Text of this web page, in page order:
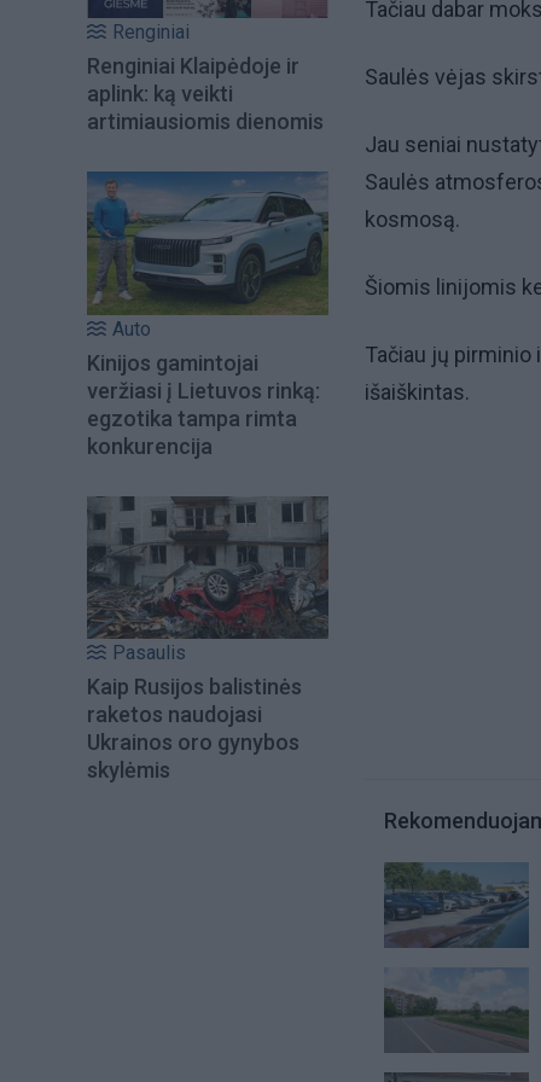
Renginiai
Renginiai Klaipėdoje ir
aplink: ką veikti
artimiausiomis dienomis
Auto
Kinijos gamintojai
veržiasi į Lietuvos rinką:
egzotika tampa rimta
konkurencija
Pasaulis
Kaip Rusijos balistinės
raketos naudojasi
Ukrainos oro gynybos
skylėmis
Tačiau dabar
Saulės vėjas
Jau seniai
Saulės
kosmosą.
Šiomis linijomis
Tačiau jų
išaiškintas.